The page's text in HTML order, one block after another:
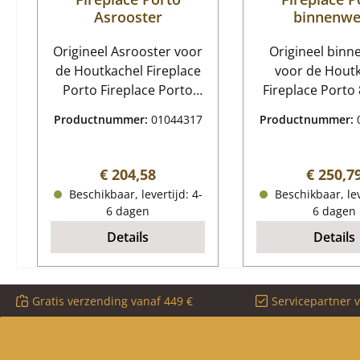
Asrooster
Origineel Asrooster voor
de Houtkachel Fireplace
Porto Fireplace Porto
vuurrooster,
Afmetingen (B/L/H) 374
mm x 225 mm x 70 mm
Materiaal Gieten
Productnummer: 01044317
Normale prijs:
€ 204,58
Beschikbaar, levertijd: 4-
6 dagen
Details
Origineel
voor de
Fireplace Porto 8-delige
Materiaal
Zijsteen
400 x 25mm),
rechtsvoor
25mm)
achter onder
25 mm),
Productnummer:
€
Beschikbaar,
6 dagen
Details
Gratis verzending vanaf 449 € Servicepartner